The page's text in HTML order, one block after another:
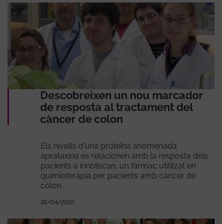
Descobreixen un nou marcador
de resposta al tractament del
càncer de colon
Els nivells d'una proteïna anomenada
aprataxina es relacionen amb la resposta dels
pacients a irinotecan, un fàrmac utilitzat en
quimioteràpia per pacients amb càncer de
còlon.
26/04/2010